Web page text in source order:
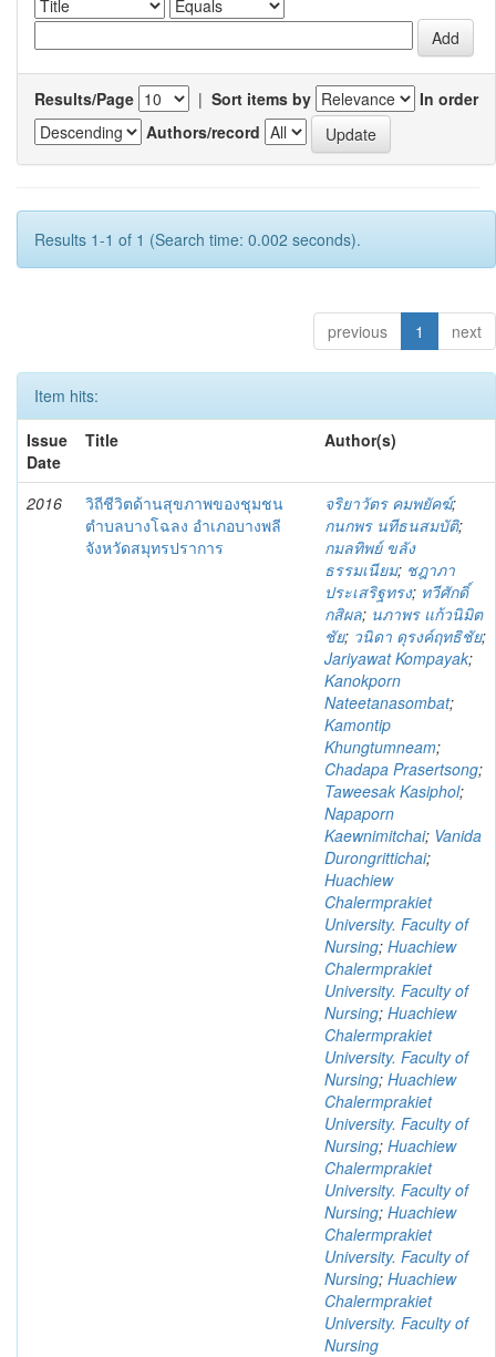
Results/Page | Sort items by
In order
Authors/record
Results 1-1 of 1 (Search time: 0.002 seconds).
previous 1 next
Item hits:
Issue
Date
Title Author(s)
2016
วิถีชีวิตด้านสุขภาพของชุมชน
ตำบลบางโฉลง อำเภอบางพลี
จังหวัดสมุทรปราการ
จริยาวัตร คมพยัคฆ์;
กนกพร นทีธนสมบัติ;
กมลทิพย์ ขลัง
ธรรมเนียม; ชฎาภา
ประเสริฐทรง; ทวีศักดิ์
กสิผล; นภาพร แก้วนิมิต
ชัย; วนิดา ดุรงค์ฤทธิชัย;
Jariyawat Kompayak;
Kanokporn
Nateetanasombat;
Kamontip
Khungtumneam;
Chadapa Prasertsong;
Taweesak Kasiphol;
Napaporn
Kaewnimitchai; Vanida
Durongrittichai;
Huachiew
Chalermprakiet
University. Faculty of
Nursing; Huachiew
Chalermprakiet
University. Faculty of
Nursing; Huachiew
Chalermprakiet
University. Faculty of
Nursing; Huachiew
Chalermprakiet
University. Faculty of
Nursing; Huachiew
Chalermprakiet
University. Faculty of
Nursing; Huachiew
Chalermprakiet
University. Faculty of
Nursing; Huachiew
Chalermprakiet
University. Faculty of
Nursing